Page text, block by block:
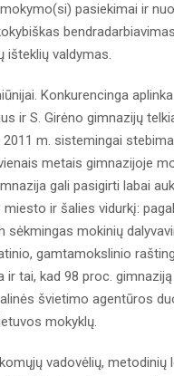
pasiekimai ir
išteklių valdymas.
Konkurencinga
ir S. Girėno gimnazijų
m. sistemingai
metais gimnazijoje
gali pasigirti labai
ir šalies vidurkį:
mokinių
gamtamokslinio
tai, kad 98 proc.
švietimo agentūros
mokyklų.
vadovėlių, metodinių